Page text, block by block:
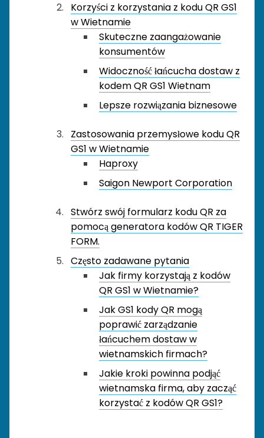
Korzyści z korzystania z kodu QR GS1
w Wietnamie
Skuteczne zaangażowanie
konsumentów
Widoczność łańcucha dostaw z
kodem QR GS1 Wietnam
Lepsze rozwiązania biznesowe
Zastosowania przemysłowe kodu QR
GS1 w Wietnamie
Haproxy
Saigon Newport Corporation
Stwórz swój formularz kodu QR za
pomocą generatora kodów QR TIGER
FORM.
Często zadawane pytania
Jak firmy korzystają z kodów
QR GS1 w Wietnamie?
Jak GS1 kody QR mogą
poprawić zarządzanie
łańcuchem dostaw w
wietnamskich firmach?
Jakie kroki powinna podjąć
wietnamska firma, aby zacząć
korzystać z kodów QR GS1?